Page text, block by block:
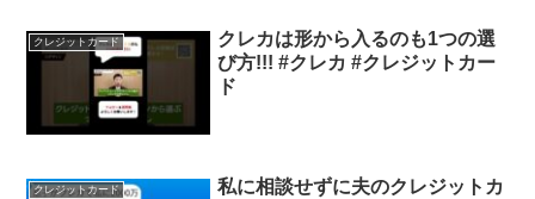
クレジットカード
クレカは形から入るのも1つの選
び方!!! #クレカ #クレジットカー
ド
クレジットカード
私に相談せずに夫のクレジットカ